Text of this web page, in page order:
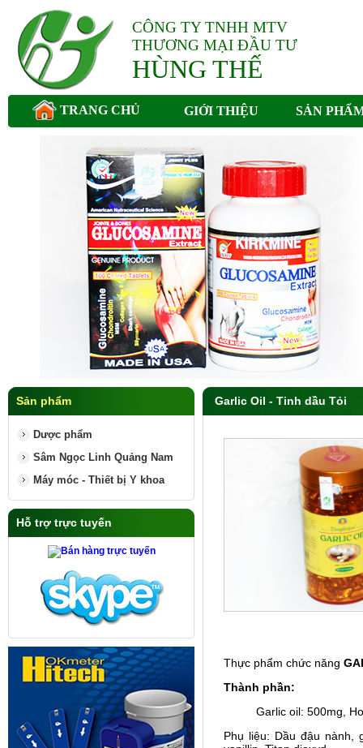
CÔNG TY TNHH MTV
THƯƠNG MẠI ĐẦU TƯ
HÙNG THẾ
TRANG CHỦ GIỚI THIỆU SẢN
Sản phẩm
Dược phẩm
Sâm Ngọc Linh Quảng Nam
Máy móc - Thiết bị Y khoa
Hỗ trợ trực tuyến
Garlic Oil - Tinh dầu Tỏi
Thực phẩm chức năng
Thành phần:
Garlic oil: 500mg,
Phụ liệu: Dầu đậu nành,